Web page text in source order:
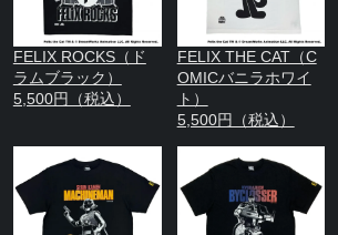
FELIX ROCKS（ド
ラムブラック）
5,500円（税込）
FELIX THE CAT（C
OMICバニラホワイ
ト）
5,500円（税込）